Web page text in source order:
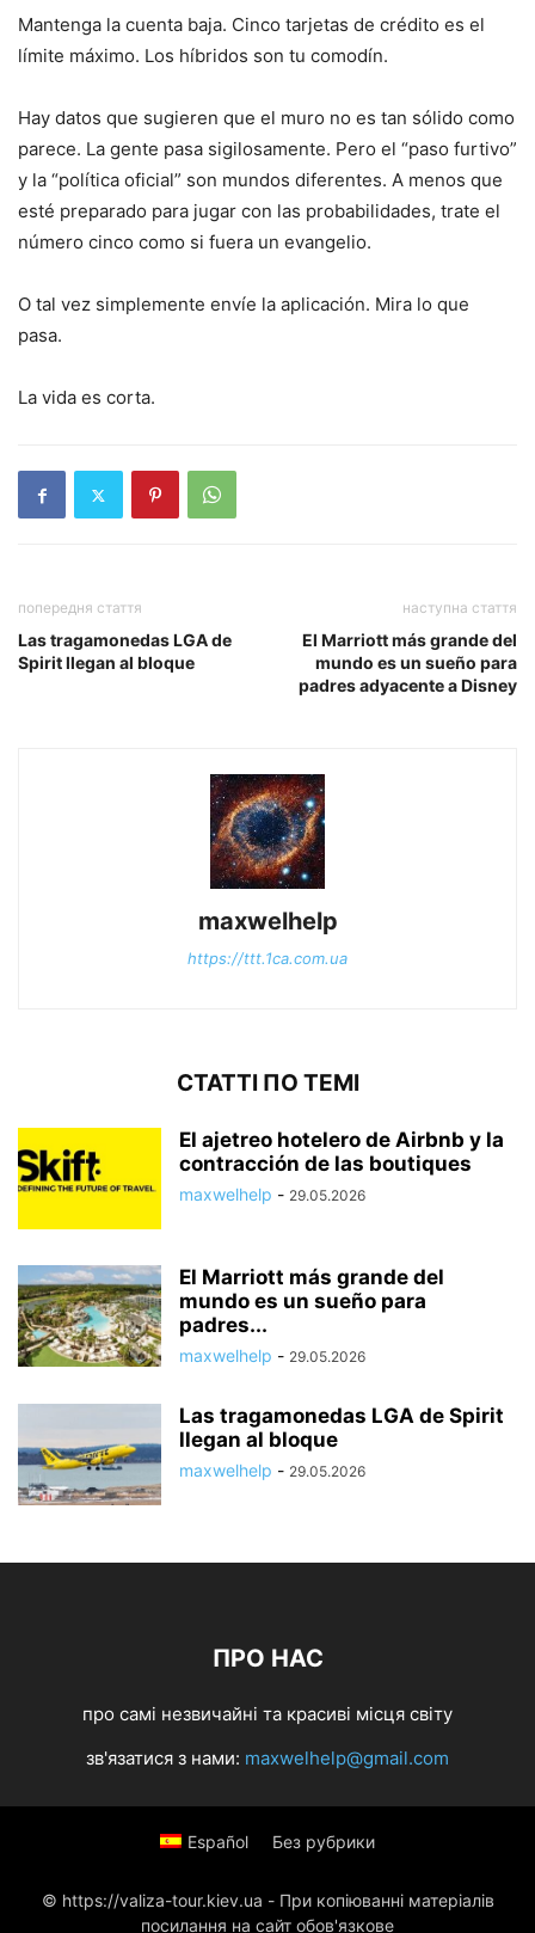
Mantenga la cuenta baja. Cinco tarjetas de crédito es el
límite máximo. Los híbridos son tu comodín.
Hay datos que sugieren que el muro no es tan sólido como
parece. La gente pasa sigilosamente. Pero el “paso furtivo”
y la “política oficial” son mundos diferentes. A menos que
esté preparado para jugar con las probabilidades, trate el
número cinco como si fuera un evangelio.
O tal vez simplemente envíe la aplicación. Mira lo que
pasa.
La vida es corta.
попередня стаття
Las tragamonedas LGA de
Spirit llegan al bloque
наступна стаття
El Marriott más grande del
mundo es un sueño para
padres adyacente a Disney
maxwelhelp
https://ttt.1ca.com.ua
СТАТТІ ПО ТЕМІ
El ajetreo hotelero de Airbnb y la
contracción de las boutiques
maxwelhelp - 29.05.2026
El Marriott más grande del
mundo es un sueño para
padres...
maxwelhelp - 29.05.2026
Las tragamonedas LGA de Spirit
llegan al bloque
maxwelhelp - 29.05.2026
ПРО НАС
про самі незвичайні та красиві місця світу
зв'язатися з нами: maxwelhelp@gmail.com
Español Без рубрики
© https://valiza-tour.kiev.ua - При копіюванні матеріалів
посилання на сайт обов'язкове